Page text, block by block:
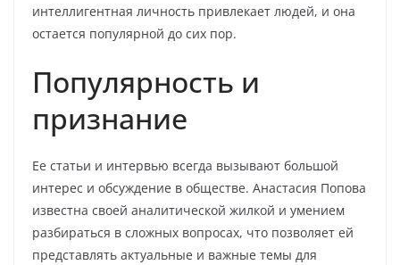
интеллигентная личность привлекает людей, и она
остается популярной до сих пор.
Популярность и
признание
Ее статьи и интервью всегда вызывают большой
интерес и обсуждение в обществе. Анастасия Попова
известна своей аналитической жилкой и умением
разбираться в сложных вопросах, что позволяет ей
представлять актуальные и важные темы для